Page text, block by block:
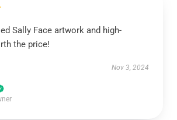
Sally Face artwork and high-
the price!
Nov 3, 2024